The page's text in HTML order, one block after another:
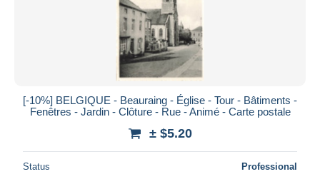
[-10%] BELGIQUE - Beauraing - Église - Tour - Bâtiments -
Fenêtres - Jardin - Clôture - Rue - Animé - Carte postale
± $5.20
Status Professional